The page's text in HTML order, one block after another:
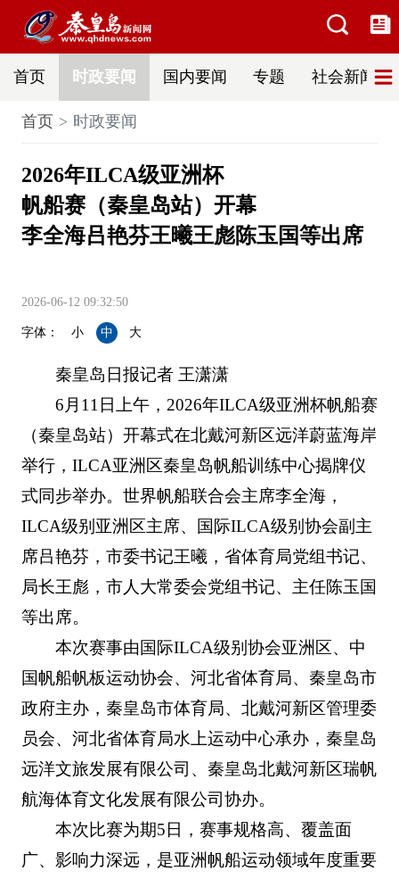
首页 时政要闻 国内要闻 专题 社会新闻
首页 时政要闻
2026年ILCA级亚洲杯
帆船赛（秦皇岛站）开幕
李全海吕艳芬王曦王彪陈玉国等出席
2026-06-12 09:32:50
字体： 小 中 大
秦皇岛日报记者 王潇潇
6月11日上午，2026年ILCA级亚洲杯帆船赛
（秦皇岛站）开幕式在北戴河新区远洋蔚蓝海岸
举行，ILCA亚洲区秦皇岛帆船训练中心揭牌仪
式同步举办。世界帆船联合会主席李全海，
ILCA级别亚洲区主席、国际ILCA级别协会副主
席吕艳芬，市委书记王曦，省体育局党组书记、
局长王彪，市人大常委会党组书记、主任陈玉国
等出席。
本次赛事由国际ILCA级别协会亚洲区、中
国帆船帆板运动协会、河北省体育局、秦皇岛市
政府主办，秦皇岛市体育局、北戴河新区管理委
员会、河北省体育局水上运动中心承办，秦皇岛
远洋文旅发展有限公司、秦皇岛北戴河新区瑞帆
航海体育文化发展有限公司协办。
本次比赛为期5日，赛事规格高、覆盖面
广、影响力深远，是亚洲帆船运动领域年度重要